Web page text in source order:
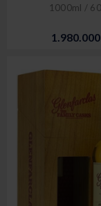
1000ml /